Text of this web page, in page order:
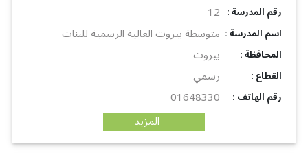
: رقم المدرسة 12
: اسم المدرسة متوسطة بيروت العالية الرسمية للبنات
: المحافظة بيروت
: القطاع رسمي
: رقم الهاتف
01648330
المزيد